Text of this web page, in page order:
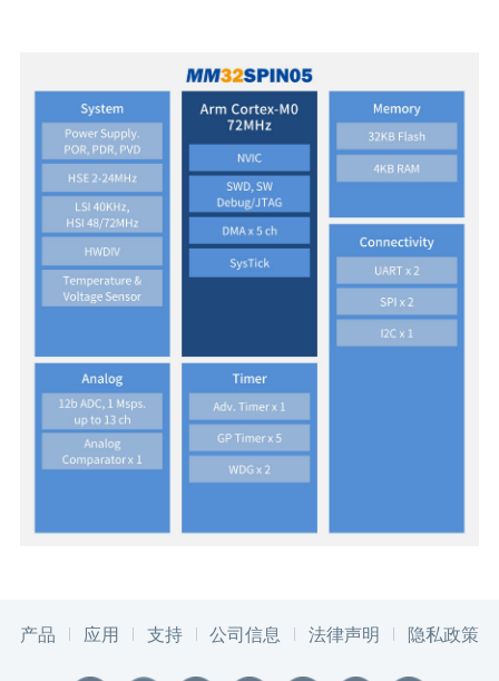
产品 应用 支持 公司信息 法律声明 隐私政策